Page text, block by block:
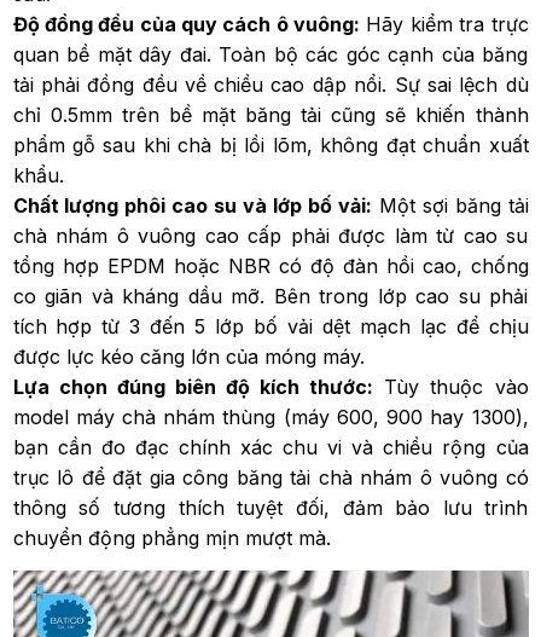
Độ đồng đều của quy cách ô vuông: Hãy kiểm tra trực
quan bề mặt dây đai. Toàn bộ các góc cạnh của băng
tải phải đồng đều về chiều cao dập nổi. Sự sai lệch dù
chỉ 0.5mm trên bề mặt băng tải cũng sẽ khiến thành
phẩm gỗ sau khi chà bị lồi lõm, không đạt chuẩn xuất
khẩu.
Chất lượng phôi cao su và lớp bố vải: Một sợi băng tải
chà nhám ô vuông cao cấp phải được làm từ cao su
tổng hợp EPDM hoặc NBR có độ đàn hồi cao, chống
co giãn và kháng dầu mỡ. Bên trong lớp cao su phải
tích hợp từ 3 đến 5 lớp bố vải dệt mạch lạc để chịu
được lực kéo căng lớn của móng máy.
Lựa chọn đúng biên độ kích thước: Tùy thuộc vào
model máy chà nhám thùng (máy 600, 900 hay 1300),
bạn cần đo đạc chính xác chu vi và chiều rộng của
trục lô để đặt gia công băng tải chà nhám ô vuông có
thông số tương thích tuyệt đối, đảm bảo lưu trình
chuyển động phẳng mịn mượt mà.